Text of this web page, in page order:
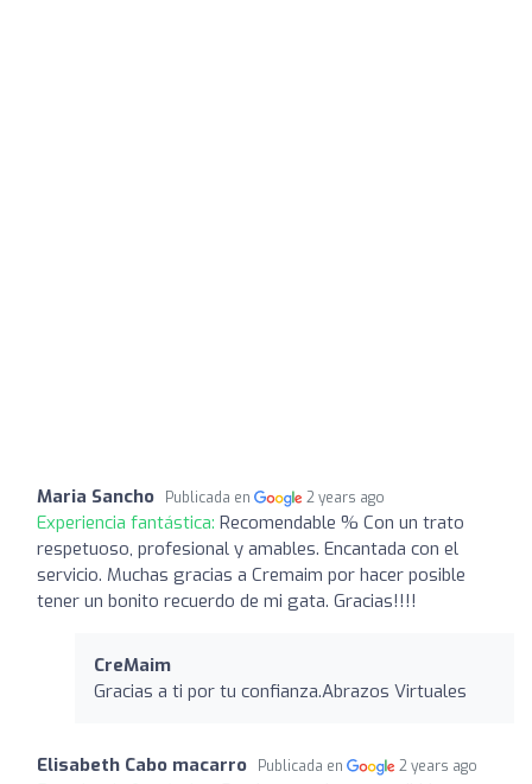
Maria Sancho Publicada en 2 years ago
Experiencia fantástica: Recomendable % Con un trato
respetuoso, profesional y amables. Encantada con el
servicio. Muchas gracias a Cremaim por hacer posible
tener un bonito recuerdo de mi gata. Gracias!!!!
CreMaim
Gracias a ti por tu confianza.Abrazos Virtuales
Elisabeth Cabo macarro Publicada en 2 years ago